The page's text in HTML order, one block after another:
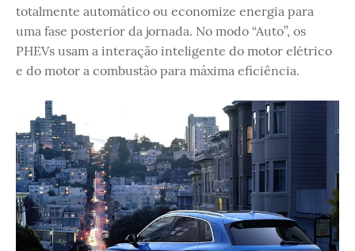
totalmente automático ou economize energia para
uma fase posterior da jornada. No modo “Auto”, os
PHEVs usam a interação inteligente do motor elétrico
e do motor a combustão para máxima eficiência.